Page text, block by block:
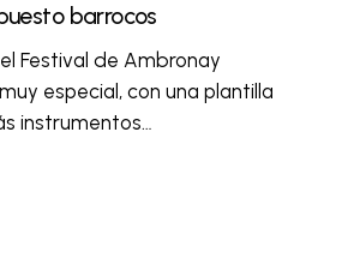
barrocos
Festival de Ambronay
especial, con una plantilla
instrumentos…